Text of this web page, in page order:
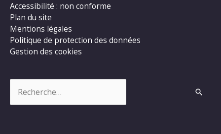
Accessibilité : non conforme
Plan du site
Mentions légales
Politique de protection des données
Gestion des cookies